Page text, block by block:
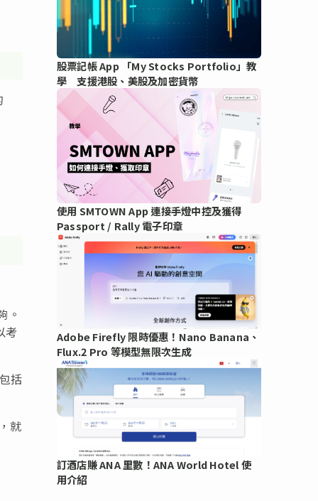
。
考
括
就
股票記帳 App 「My Stocks Portfolio」教
學 支援港股、美股及加密貨幣
使用 SMTOWN App 連接手燈中控及獲得
Passport / Rally 電子印章
Adobe Firefly 限時優惠！Nano Banana、
Flux.2 Pro 等模型無限次生成
訂酒店賺 ANA 里數！ANA World Hotel 使
用介紹